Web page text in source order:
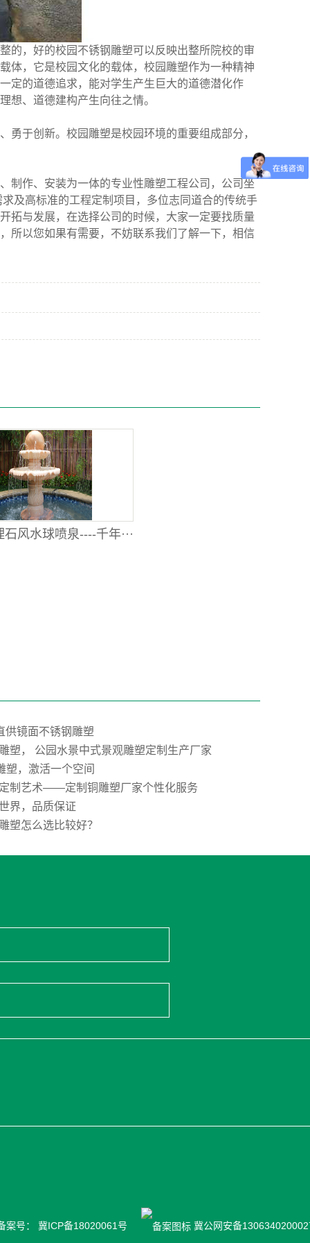
，好的校园不锈钢雕塑可以反映出整所院校的审
体，它是校园文化的载体，校园雕塑作为一种精神
定的道德追求，能对学生产生巨大的道德潜化作
想、道德建构产生向往之情。
于创新。校园雕塑是校园环境的重要组成部分，
作、安装为一体的专业性雕塑工程公司，公司坐
及高标准的工程定制项目，多位志同道合的传统手
拓与发展，在选择公司的时候，大家一定要找质量
所以您如果有需要，不妨联系我们了解一下，相信
石风水球喷泉----千年···
供镜面不锈钢雕塑
塑， 公园水景中式景观雕塑定制生产厂家
塑，激活一个空间
制艺术——定制铜雕塑厂家个性化服务
界，品质保证
塑怎么选比较好？
案号： 冀ICP备18020061号 冀公网安备